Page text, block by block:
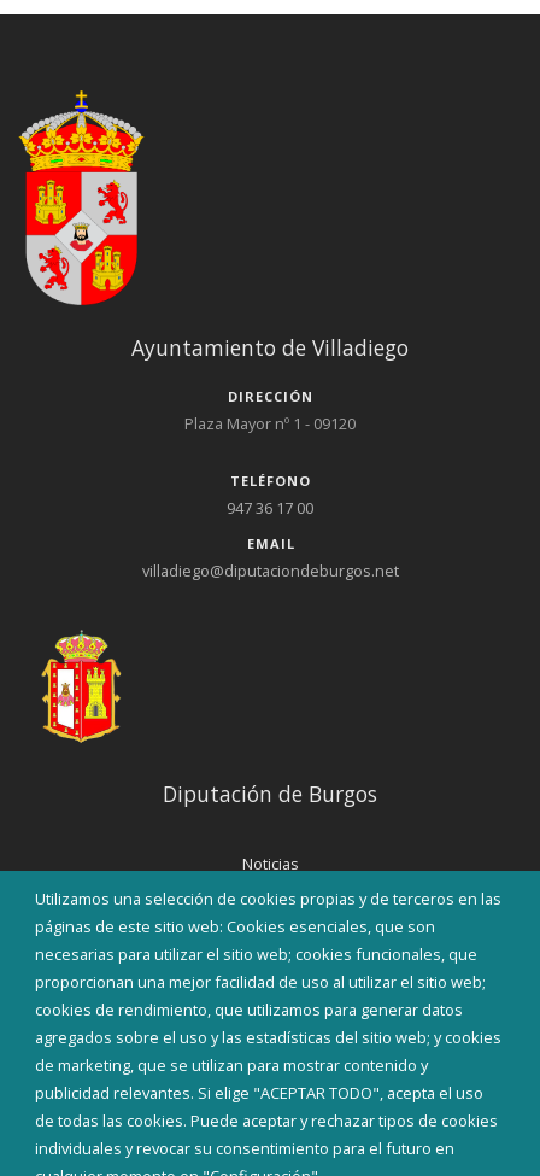
Utilizamos una selección de cookies propias y de terceros en las
páginas de este sitio web: Cookies esenciales, que son
necesarias para utilizar el sitio web; cookies funcionales, que
proporcionan una mejor facilidad de uso al utilizar el sitio web;
cookies de rendimiento, que utilizamos para generar datos
agregados sobre el uso y las estadísticas del sitio web; y cookies
de marketing, que se utilizan para mostrar contenido y
publicidad relevantes. Si elige "ACEPTAR TODO", acepta el uso
de todas las cookies. Puede aceptar y rechazar tipos de cookies
individuales y revocar su consentimiento para el futuro en
Ayuntamiento de Villadiego
DIRECCIÓN
Plaza Mayor nº 1 - 09120
TELÉFONO
947 36 17 00
EMAIL
villadiego@diputaciondeburgos.net
Diputación de Burgos
Noticias
Eventos
Corporación Municipal
Teléfonos de interés
INICIAR SESIÓN
MAPA WEB